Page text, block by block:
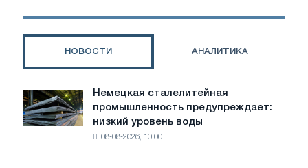
выбрать
продукции
НОВОСТИ АНАЛИТИКА
Немецкая
сталелитейная
промышленность
предупреждает:
Немецкая сталелитейная
промышленность предупреждает:
низкий уровень воды
08-08-2026, 10:00